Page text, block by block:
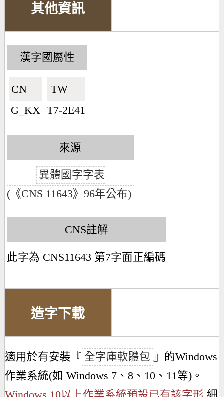
其他資訊
漢字國屬性
CN🇨🇳
G_KX
TW🇹🇼
T7-2E41
來源
異體國字字表
(《CNS 11643》96年公布)
CNS註解
此字為 CNS11643 第7字面正編碼
造字下載
適用於有安裝『 全字庫軟體包 』的Windows
作業系統(如 Windows 7、8、10、11等)。